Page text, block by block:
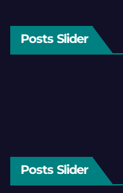
Posts Slider
Posts Slider